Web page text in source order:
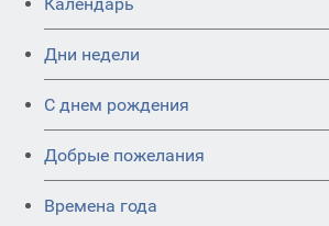
Дни недели
C днем рождения
Добрые пожелания
Времена года